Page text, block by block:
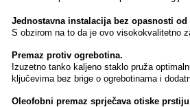
Jednostavna instalacija bez opasnosti
S obzirom na to da je ovo visokokvalitetno
Premaz protiv ogrebotina.
Izuzetno tanko kaljeno staklo pruža
ključevima bez brige o ogrebotinama i
Oleofobni premaz sprječava otiske
Cirkus